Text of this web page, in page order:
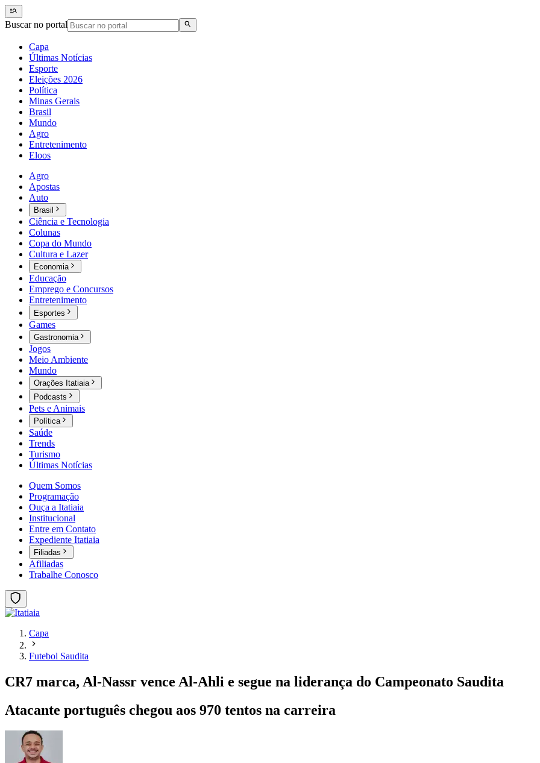
Buscar no portal
Capa
Últimas Notícias
Esporte
Eleições 2026
Política
Minas Gerais
Brasil
Mundo
Agro
Entretenimento
Eloos
Agro
Apostas
Auto
Brasil
Ciência e Tecnologia
Colunas
Copa do Mundo
Cultura e Lazer
Economia
Educação
Emprego e Concursos
Entretenimento
Esportes
Games
Gastronomia
Jogos
Meio Ambiente
Mundo
Orações Itatiaia
Podcasts
Pets e Animais
Política
Saúde
Trends
Turismo
Últimas Notícias
Quem Somos
Programação
Ouça a Itatiaia
Institucional
Entre em Contato
Expediente Itatiaia
Filiadas
Afiliadas
Trabalhe Conosco
Capa
Futebol Saudita
CR7 marca, Al-Nassr vence Al-Ahli e segue na liderança do Campeonato Saudita
Atacante português chegou aos 970 tentos na carreira